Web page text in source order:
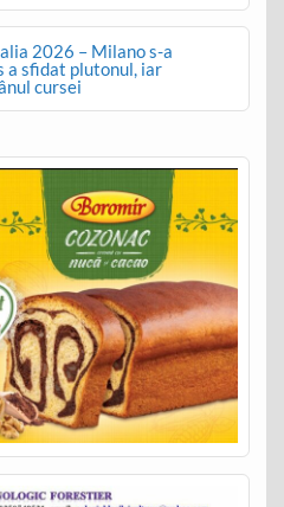
2026 – Milano s-a
a sfidat plutonul, iar
cursei